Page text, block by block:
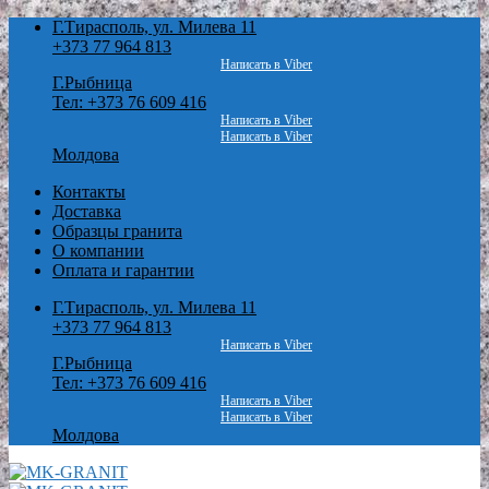
Skip
to
content
Г.Тирасполь, ул. Милева 11
+373 77 964 813
Написать в Viber
Г.Рыбница
Тел: +373 76 609 416
Написать в Viber
Написать в Viber
Молдова
Контакты
Доставка
Образцы гранита
О компании
Оплата и гарантии
Г.Тирасполь, ул. Милева 11
+373 77 964 813
Написать в Viber
Г.Рыбница
Тел: +373 76 609 416
Написать в Viber
Написать в Viber
Молдова